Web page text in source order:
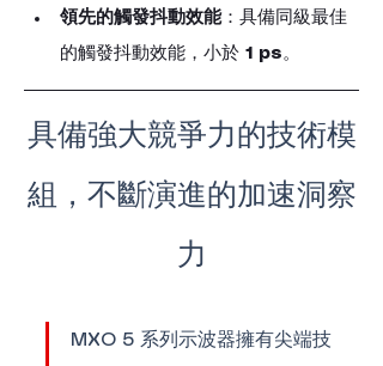
領先的觸發抖動效能：具備同級最佳
的觸發抖動效能，小於 1 ps 。
具備強大競爭力的技術模
組，不斷演進的加速洞察
力
MXO 5 系列示波器擁有尖端技